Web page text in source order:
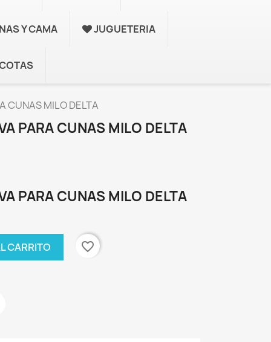
Y CAMA JUGUETERIA
CUNAS MILO DELTA
PARA CUNAS MILO DELTA
PARA CUNAS MILO DELTA
CARRITO favorite_border